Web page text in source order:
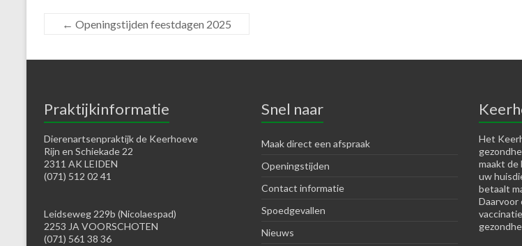
← Openingstijden feestdagen 2025
Praktijkinformatie
Dierenartsenpraktijk de Keerhoeve
Rijn en Schiekade 22
2311 AK LEIDEN
(071) 512 02 41
Leidseweg 229b (Nicolaespad)
2253 JA VOORSCHOTEN
(071) 561 38 36
Snel naar
Maak direct een afspraak
Openingstijden
Contact informatie
Spoedgevallen
Nieuws
Het
maakt de
uw
betaalt